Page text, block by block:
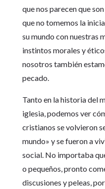
que nos parecen que
que no tomemos la
su mundo con nuestras
instintos morales y
nosotros también
pecado.
Tanto en la historia del
iglesia, podemos ver
cristianos se volvieron
mundo» y se fueron a
social. No importaba
o pequeños, pronto
discusiones y peleas,